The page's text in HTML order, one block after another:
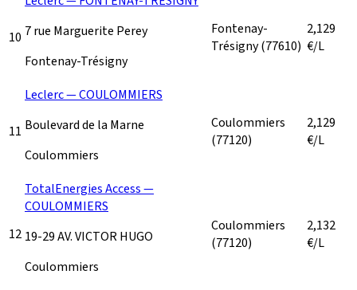
10 7 rue Marguerite Perey
Fontenay-Trésigny
Fontenay-
Trésigny(77610)
2,129
€/L
11
Leclerc — COULOMMIERS
Boulevard de la Marne
Coulommiers
Coulommiers
(77120)
2,129
€/L
12
TotalEnergies Access —
COULOMMIERS
19-29 AV. VICTOR HUGO
Coulommiers
Coulommiers
(77120)
2,132
€/L